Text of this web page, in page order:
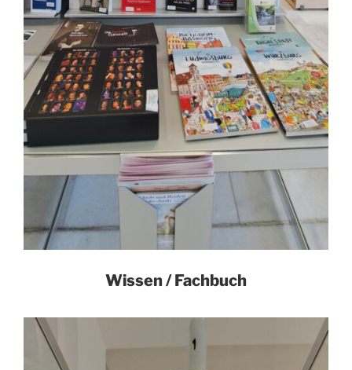
Wissen / Fachbuch